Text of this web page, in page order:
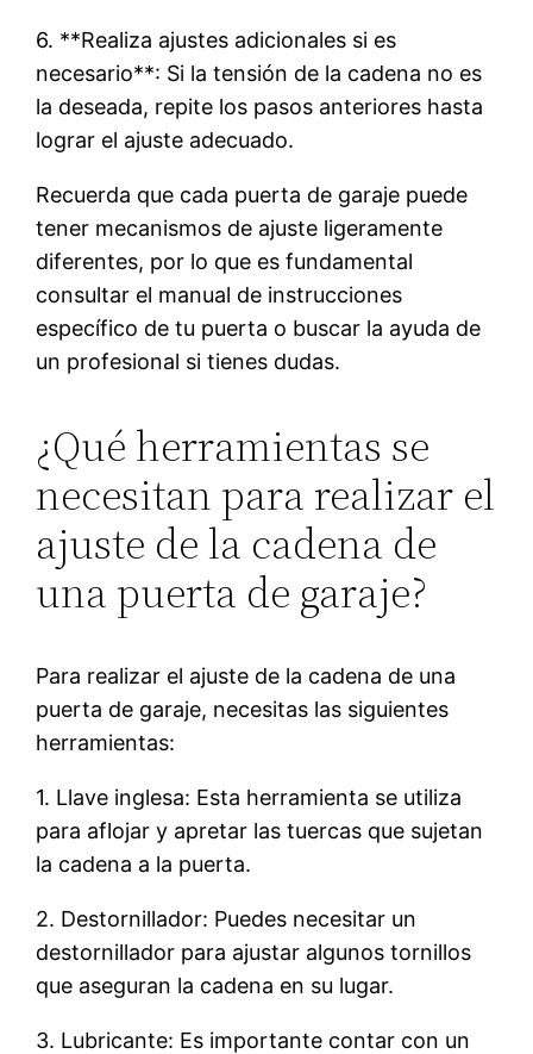
6. **Realiza ajustes adicionales si es
necesario**: Si la tensión de la cadena no es
la deseada, repite los pasos anteriores hasta
lograr el ajuste adecuado.
Recuerda que cada puerta de garaje puede
tener mecanismos de ajuste ligeramente
diferentes, por lo que es fundamental
consultar el manual de instrucciones
específico de tu puerta o buscar la ayuda de
un profesional si tienes dudas.
¿Qué herramientas se
necesitan para realizar el
ajuste de la cadena de
una puerta de garaje?
Para realizar el ajuste de la cadena de una
puerta de garaje, necesitas las siguientes
herramientas:
1. Llave inglesa: Esta herramienta se utiliza
para aflojar y apretar las tuercas que sujetan
la cadena a la puerta.
2. Destornillador: Puedes necesitar un
destornillador para ajustar algunos tornillos
que aseguran la cadena en su lugar.
3. Lubricante: Es importante contar con un